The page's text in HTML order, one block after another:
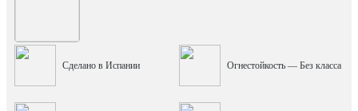
Сделано в Испании Огнестойкость — Без класса